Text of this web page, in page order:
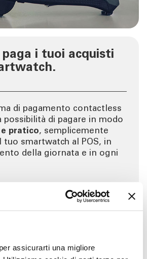
assicurarti una migliore
paga i tuoi acquisti
di pagamento contactless
possibilità di pagare in modo
pratico, semplicemente
tuo smartwatch al POS, in
della giornata e in ogni